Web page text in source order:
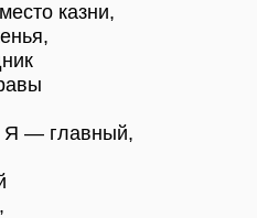
казни,
— главный,